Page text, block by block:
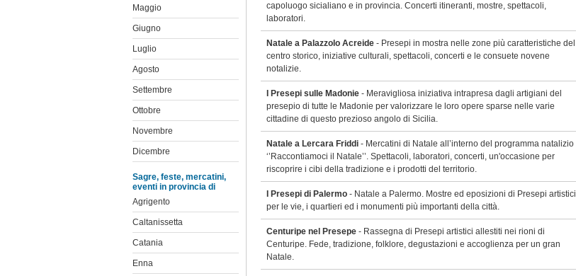
capoluogo sicialiano e in provincia. Concerti itineranti, mostre, spettacoli,
laboratori.
Natale a Palazzolo Acreide - Presepi in mostra nelle zone più caratteristiche del
centro storico, iniziative culturali, spettacoli, concerti e le consuete novene
notalizie.
I Presepi sulle Madonie - Meravigliosa iniziativa intrapresa dagli artigiani del
presepio di tutte le Madonie per valorizzare le loro opere sparse nelle varie
cittadine di questo prezioso angolo di Sicilia.
Natale a Lercara Friddi - Mercatini di Natale all’interno del programma natalizio
‘’Raccontiamoci il Natale’’. Spettacoli, laboratori, concerti, un'occasione per
riscoprire i cibi della tradizione e i prodotti del territorio.
I Presepi di Palermo - Natale a Palermo. Mostre ed eposizioni di Presepi artistici
per le vie, i quartieri ed i monumenti più importanti della città.
Centuripe nel Presepe - Rassegna di Presepi artistici allestiti nei rioni di
Centuripe. Fede, tradizione, folklore, degustazioni e accoglienza per un gran
Natale.
Maggio
Giugno
Luglio
Agosto
Settembre
Ottobre
Novembre
Dicembre
Sagre, feste, mercatini,
eventi in provincia di
Agrigento
Caltanissetta
Catania
Enna